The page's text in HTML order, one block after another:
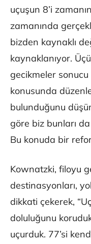
uçuşun 8’i
zamanında
bizden kaynaklı
kaynaklanıyor.
gecikmeler
konusunda
bulunduğunu
göre biz bunları
Bu konuda bir
Kownatzki, filoyu
destinasyonları,
dikkati çekerek,
doluluğunu
uçurduk. 77’si